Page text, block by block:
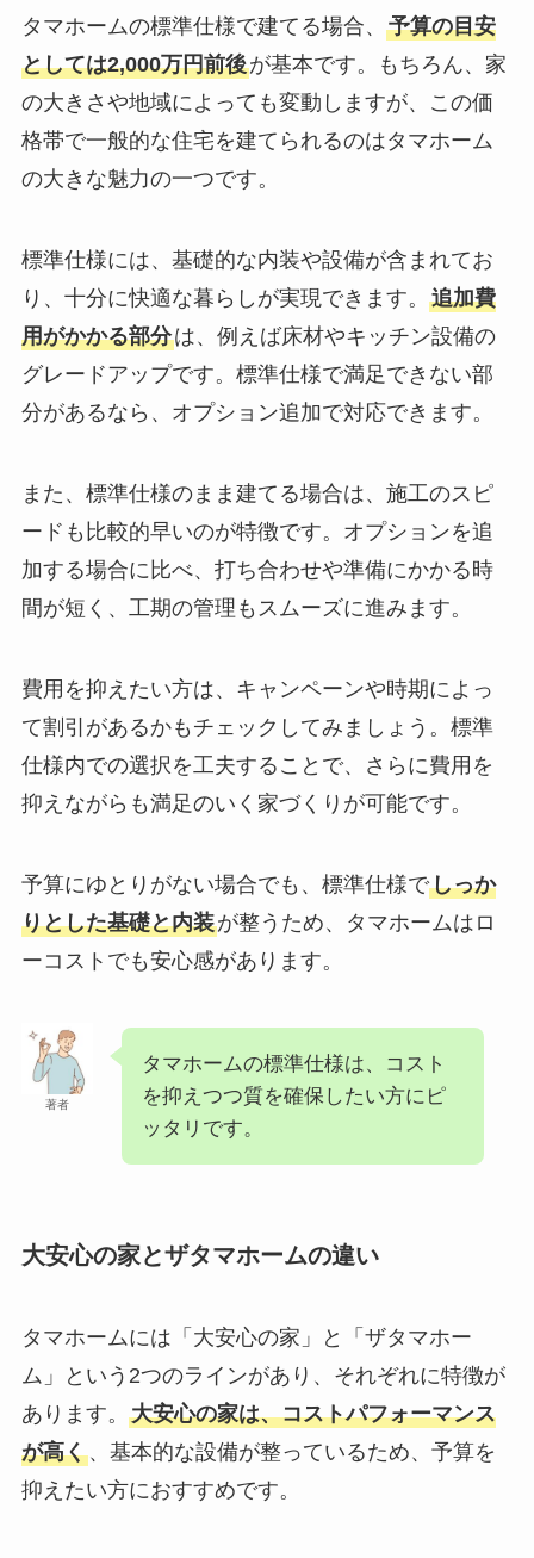
タマホームの標準仕様で建てる場合、 予算の目安
としては2,000万円前後が基本です。もちろん、家
の大きさや地域によっても変動しますが、この価
格帯で一般的な住宅を建てられるのはタマホーム
の大きな魅力の一つです。
標準仕様には、基礎的な内装や設備が含まれてお
り、十分に快適な暮らしが実現できます。 追加費
用がかかる部分は、例えば床材やキッチン設備の
グレードアップです。標準仕様で満足できない部
分があるなら、オプション追加で対応できます。
また、標準仕様のまま建てる場合は、施工のスピ
ードも比較的早いのが特徴です。オプションを追
加する場合に比べ、打ち合わせや準備にかかる時
間が短く、工期の管理もスムーズに進みます。
費用を抑えたい方は、キャンペーンや時期によっ
て割引があるかもチェックしてみましょう。標準
仕様内での選択を工夫することで、さらに費用を
抑えながらも満足のいく家づくりが可能です。
予算にゆとりがない場合でも、標準仕様でしっか
りとした基礎と内装が整うため、タマホームはロ
ーコストでも安心感があります。
著者
タマホームの標準仕様は、コスト
を抑えつつ質を確保したい方にピ
ッタリです。
大安心の家とザタマホームの違い
タマホームには「大安心の家」と「ザタマホー
ム」という2つのラインがあり、それぞれに特徴が
あります。 大安心の家は、コストパフォーマンス
が高く、基本的な設備が整っているため、予算を
抑えたい方におすすめです。